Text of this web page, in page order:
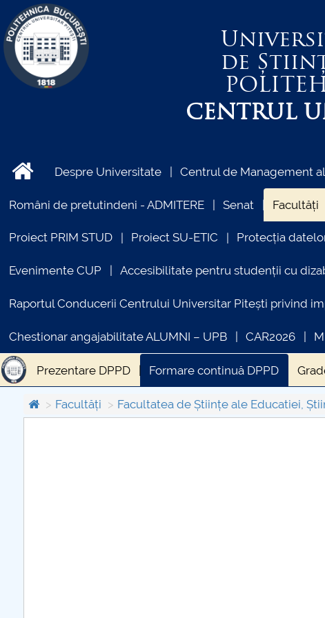
de
CENTRUL
Despre Universitate Centrul de Management
Români de pretutindeni - ADMITERE Senat Facultăți
Proiect PRIM STUD Proiect SU-ETIC Protecția
Evenimente CUP Accesibilitate pentru studenții cu
Raportul Conducerii Centrului Universitar Pitești privind
Chestionar angajabilitate ALUMNI – UPB CAR2026
Prezentare DPPD Formare continuă DPPD
Modul postuniversitar DPPD Cercetare științifică
Facultăți
Facultatea de Științe ale Educatiei,